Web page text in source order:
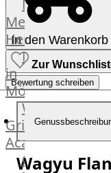
Aging
Schrank
Bücher
&
Poster
Männer
Metzger
Heinsberg
Markthalle
in
Weber®
Grill
Academy
OTTO@Home
In den Warenkorb
Zur
Bewertung schreiben
Wagyu